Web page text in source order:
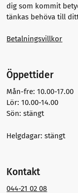
dig som kommit
tänkas behöva till
Betalningsvillkor
Öppettider
Mån-fre: 10.00-17.00
Lör: 10.00-14.00
Sön: stängt
Helgdagar: stängt
Kontakt
044-21 02 08